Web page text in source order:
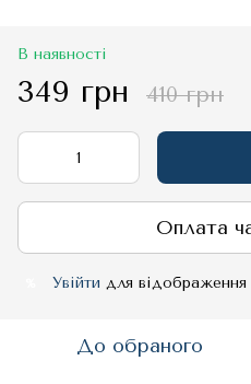
В наявності
349 грн 410 грн
Оплата
Увійти для відображення
До обраного